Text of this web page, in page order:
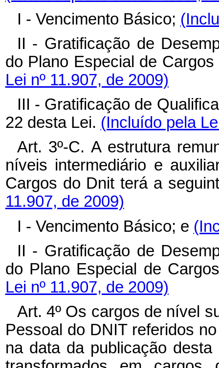
I - Vencimento Básico;
II - Gratificação de
do Plano Especial de
Lei nº 11.907, de 2009)
III - Gratificação de
22 desta Lei. (Incluído pela
Art. 3º-C.A estrutura
níveis intermediário e
Cargos do Dnit terá a
11.907, de 2009)
I - Vencimento Básico; e
II - Gratificação de
do Plano Especial de
Lei nº 11.907, de 2009)
Art. 4º Os cargos de nível
Pessoal do DNIT referidos
na data da publicação